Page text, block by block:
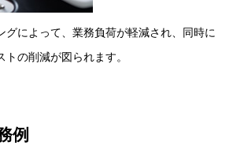
グによって、業務負荷が軽減され、同時に
の削減が図られます。
例